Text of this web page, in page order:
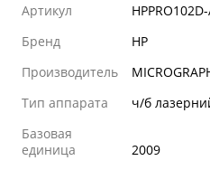
Артикул
Бренд
HP
Производитель
Тип аппарата
ч/б
Базовая
единица
2009